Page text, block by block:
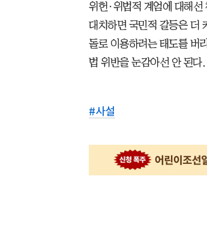
위헌·위법적 계엄에 대해선
대치하면 국민적 갈등은 더
돌로 이용하려는 태도를 버
법 위반을 눈감아선 안 된다.
#사설